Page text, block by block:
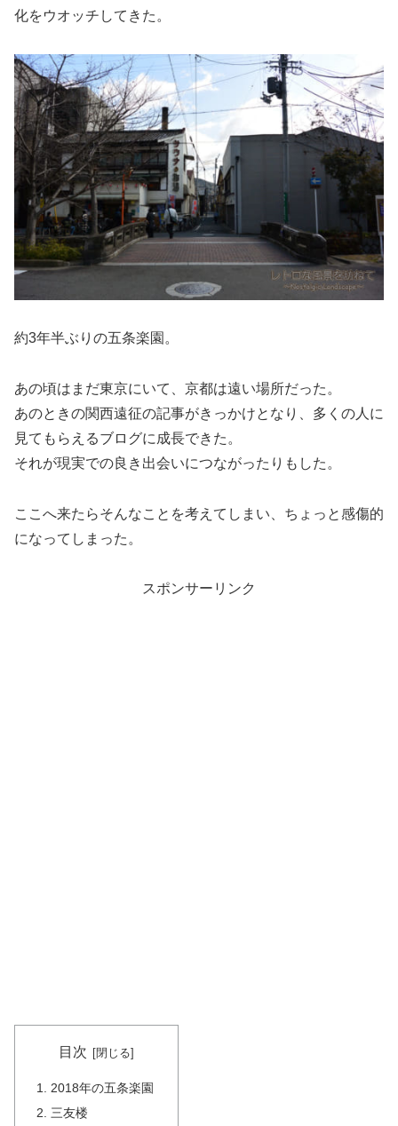
化をウオッチしてきた。
約3年半ぶりの五条楽園。
あの頃はまだ東京にいて、京都は遠い場所だった。
あのときの関西遠征の記事がきっかけとなり、多くの人に
見てもらえるブログに成長できた。
それが現実での良き出会いにつながったりもした。
ここへ来たらそんなことを考えてしまい、ちょっと感傷的
になってしまった。
スポンサーリンク
目次
2018年の五条楽園
三友楼